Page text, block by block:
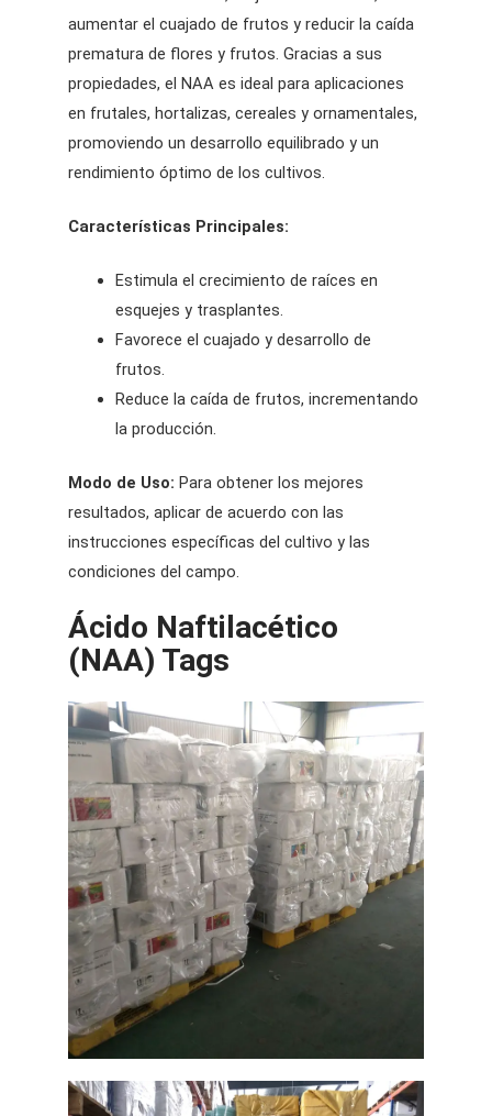
aumentar el cuajado de frutos y reducir la caída
prematura de flores y frutos. Gracias a sus
propiedades, el NAA es ideal para aplicaciones
en frutales, hortalizas, cereales y ornamentales,
promoviendo un desarrollo equilibrado y un
rendimiento óptimo de los cultivos.
Características Principales:
Estimula el crecimiento de raíces en
esquejes y trasplantes.
Favorece el cuajado y desarrollo de
frutos.
Reduce la caída de frutos, incrementando
la producción.
Modo de Uso: Para obtener los mejores
resultados, aplicar de acuerdo con las
instrucciones específicas del cultivo y las
condiciones del campo.
Ácido Naftilacético
(NAA) Tags